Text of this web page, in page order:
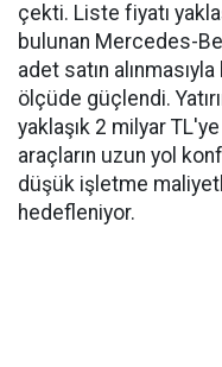
çekti. Liste fiyatı
bulunan Mercedes-
adet satın
ölçüde güçlendi.
yaklaşık 2 milyar
araçların uzun yol
düşük işletme
hedefleniyor.